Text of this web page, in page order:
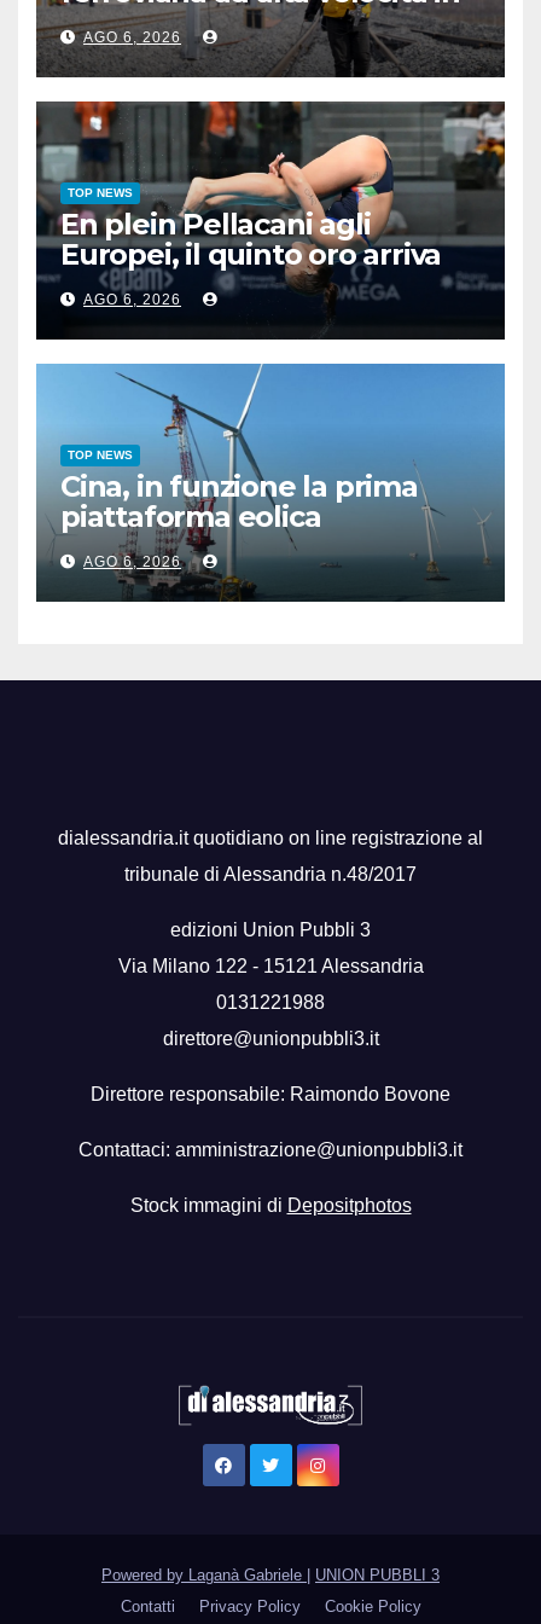
zona permafrost
AGO 6, 2026
TOP NEWS
En plein Pellacani agli
Europei, il quinto oro arriva
nel sincro con Pizzini
AGO 6, 2026
TOP NEWS
Cina, in funzione la prima
piattaforma eolica
galleggiante da 16 MW
AGO 6, 2026
dialessandria.it quotidiano on line registrazione al
tribunale di Alessandria n.48/2017
edizioni Union Pubbli 3
Via Milano 122 - 15121 Alessandria
0131221988
direttore@unionpubbli3.it
Direttore responsabile: Raimondo Bovone
Contattaci: amministrazione@unionpubbli3.it
Stock immagini di Depositphotos
Powered by Laganà Gabriele
UNION PUBBLI 3
Contatti
Privacy Policy Cookie Policy